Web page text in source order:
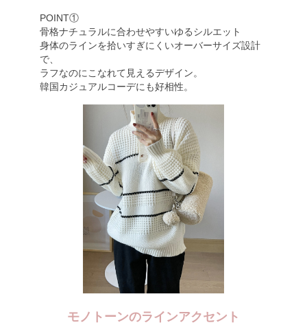
POINT①
骨格ナチュラルに合わせやすいゆるシルエット
身体のラインを拾いすぎにくいオーバーサイズ設計
で、
ラフなのにこなれて見えるデザイン。
韓国カジュアルコーデにも好相性。
モノトーンのラインアクセント